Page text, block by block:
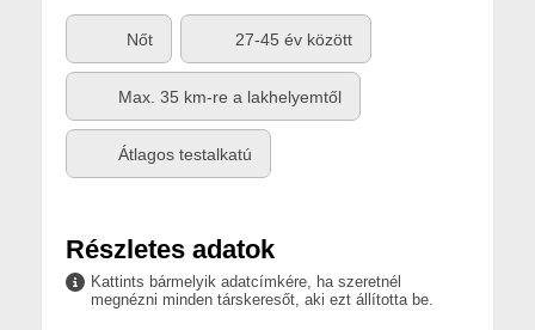
Nőt 27-45 év között
Max. 35 km-re a lakhelyemtől
Átlagos testalkatú
Részletes adatok
Kattints bármelyik adatcímkére, ha szeretnél
megnézni minden társkeresőt, aki ezt állította be.